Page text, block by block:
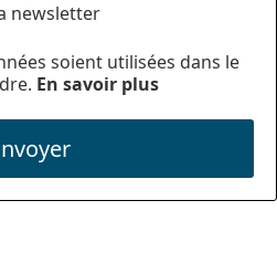
newsletter
soient utilisées dans le
En savoir plus